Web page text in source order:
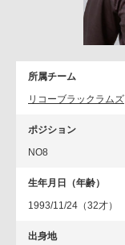
所属チーム
リコーブラックラムズ
ポジション
NO8
生年月日（年齢）
1993/11/24（32才）
出身地